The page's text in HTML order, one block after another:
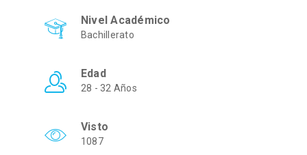
Nivel Académico
Bachillerato
Edad
28 - 32 Años
Visto
1087